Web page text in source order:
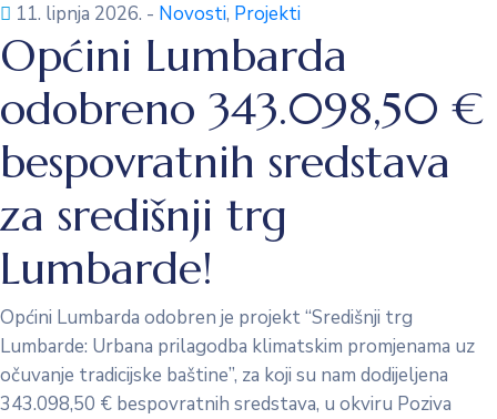
11. lipnja 2026. - Novosti‚ Projekti
Općini Lumbarda
odobreno 343.098,50 €
bespovratnih sredstava
za središnji trg
Lumbarde!
Općini Lumbarda odobren je projekt “Središnji trg
Lumbarde: Urbana prilagodba klimatskim promjenama uz
očuvanje tradicijske baštine”, za koji su nam dodijeljena
343.098,50 € bespovratnih sredstava, u okviru Poziva